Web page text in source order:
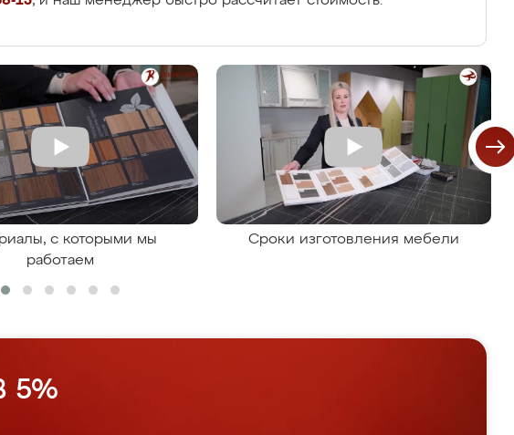
с которыми мы
работаем
Сроки изготовления мебели
5%